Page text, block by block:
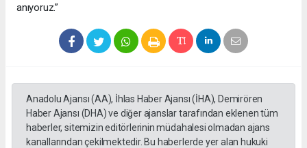
anıyoruz.”
Anadolu Ajansı (AA), İhlas Haber Ajansı (İHA), Demirören
Haber Ajansı (DHA) ve diğer ajanslar tarafından eklenen tüm
haberler, sitemizin editörlerinin müdahalesi olmadan ajans
kanallarından çekilmektedir. Bu haberlerde yer alan hukuki